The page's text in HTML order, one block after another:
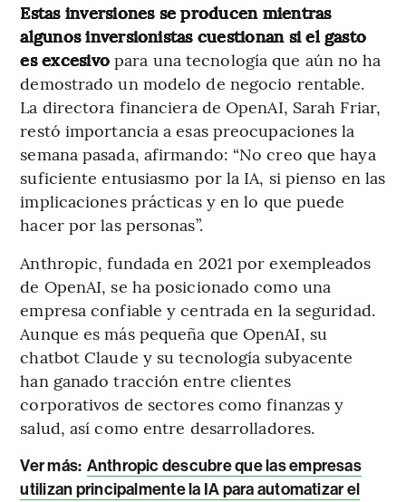
Estas inversiones se producen mientras
algunos inversionistas cuestionan si el gasto
es excesivo para una tecnología que aún no ha
demostrado un modelo de negocio rentable.
La directora financiera de OpenAI, Sarah Friar,
restó importancia a esas preocupaciones la
semana pasada, afirmando: “No creo que haya
suficiente entusiasmo por la IA, si pienso en las
implicaciones prácticas y en lo que puede
hacer por las personas”.
Anthropic, fundada en 2021 por exempleados
de OpenAI, se ha posicionado como una
empresa confiable y centrada en la seguridad.
Aunque es más pequeña que OpenAI, su
chatbot Claude y su tecnología subyacente
han ganado tracción entre clientes
corporativos de sectores como finanzas y
salud, así como entre desarrolladores.
Ver más: Anthropic descubre que las empresas
utilizan principalmente la IA para automatizar el